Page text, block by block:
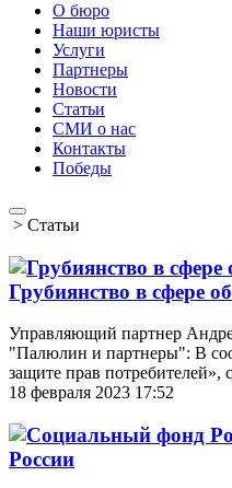
О бюро
Наши юристы
Услуги
Партнеры
Новости
Статьи
СМИ о нас
Контакты
Победы
> Статьи
Грубиянство в сфере
Управляющий партнер
"Палюлин и партнеры": В
защите прав
18 февраля 2023 17:52
России